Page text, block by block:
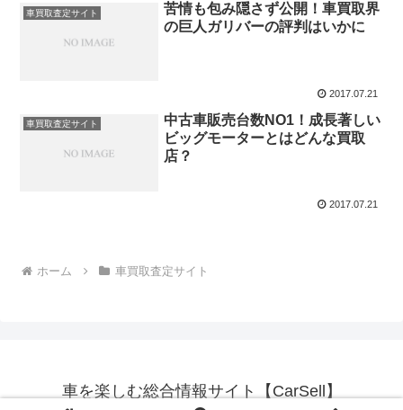
車買取査定サイト
苦情も包み隠さず公開！車買取界
の巨人ガリバーの評判はいかに
2017.07.21
車買取査定サイト
中古車販売台数NO1！成長著しい
ビッグモーターとはどんな買取
店？
2017.07.21
ホーム 車買取査定サイト
車を楽しむ総合情報サイト【CarSell】